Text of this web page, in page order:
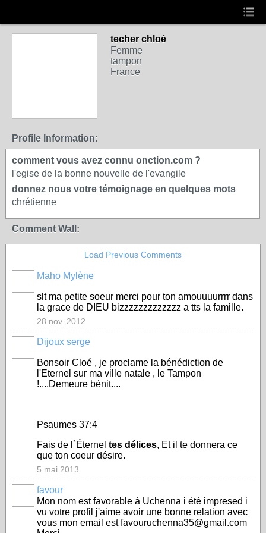
techer chloé
Femme
tampon
France
Profile Information:
comment vous avez connu onction.com ?
l'egise de la bonne nouvelle de l'evangile
donnez nous votre témoignage en quelques mots
chrétienne
Comment Wall:
Load Previous Comments
Maho Mylène
slt ma petite soeur merci pour ton amouuuurrrr dans
la grace de DIEU bizzzzzzzzzzzzz a tts la famille.
28 nov. 2012
Dijoux serge
Bonsoir Cloé , je proclame la bénédiction de
l'Eternel sur ma ville natale , le Tampon
!....Demeure bénit....
Psaumes 37:4
Fais de l`Éternel tes délices, Et il te donnera ce
que ton coeur désire.
5 mai 2013
favour
Mon nom est favorable à Uchenna i été impresed i
vu votre profil j'aime avoir une bonne relation avec
vous mon email est favouruchenna35@gmail.com